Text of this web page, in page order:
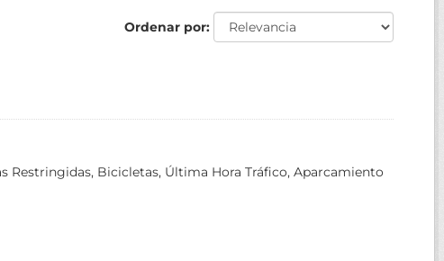
Ordenar por
Restringidas, Bicicletas, Última Hora Tráfico, Aparcamiento